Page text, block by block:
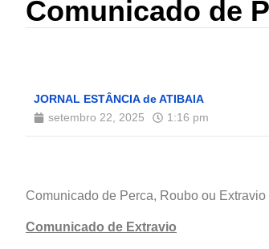
Comunicado de
JORNAL ESTÂNCIA de ATIBAIA
setembro 22, 2025
1:16 pm
Comunicado de Perca, Roubo ou Extravio
Comunicado de Extravio